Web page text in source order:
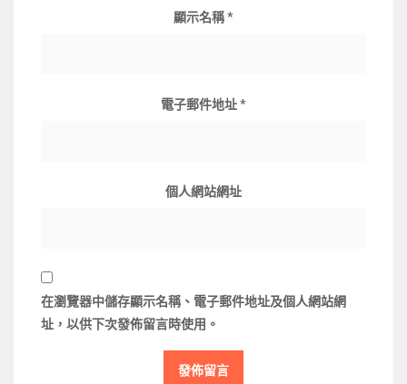
顯示名稱*
電子郵件地址*
個人網站網址
在瀏覽器中儲存顯示名稱、電子郵件地址及個人網站網
址，以供下次發佈留言時使用。